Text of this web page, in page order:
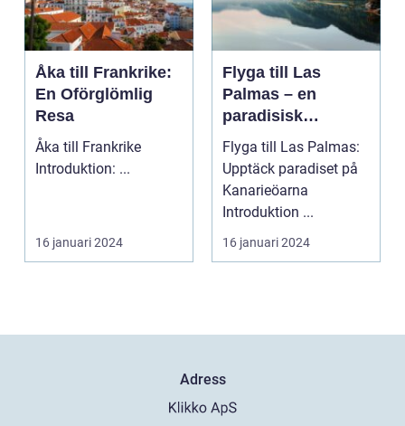
Åka till Frankrike:
En Oförglömlig
Resa
Åka till Frankrike
Introduktion: ...
16 januari 2024
Flyga till Las
Palmas – en
paradisisk
destination
Flyga till Las Palmas:
Upptäck paradiset på
Kanarieöarna
Introduktion ...
16 januari 2024
Adress